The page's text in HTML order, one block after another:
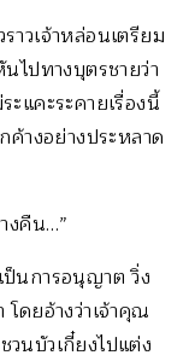
วเจ้าหล่อนเตรียม
ไปทางบุตรชายว่า
แคะระคายเรื่องนี้
างอย่างประหลาด
งคืน…”
นการอนุญาต วิ่ง
ดยอ้างว่าเจ้าคุณ
นบัวเกี๋ยงไปแต่ง